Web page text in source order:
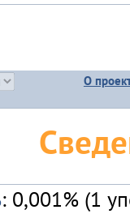
О
: 0,001% (1